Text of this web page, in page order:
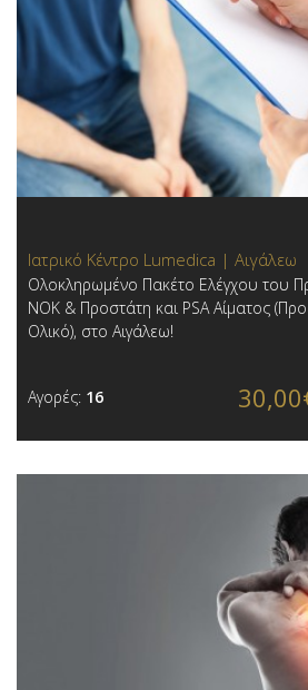
Ιατρικό Κέντρο Lumedica | Αιγάλεω
Ολοκληρωμένο Πακέτο Ελέγχου του
ΝΟΚ & Προστάτη και PSA Αίματος
Ολικό) , στο Αιγάλεω!
Αγορές: 16